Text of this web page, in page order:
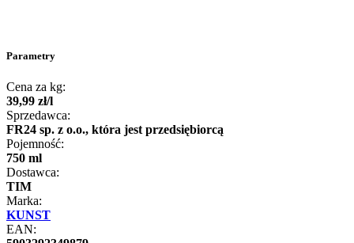
Parametry
Cena za kg:
39,99 zł/l
Sprzedawca:
FR24 sp. z o.o., która jest przedsiębiorcą
Pojemność:
750 ml
Dostawca:
TIM
Marka:
KUNST
EAN: